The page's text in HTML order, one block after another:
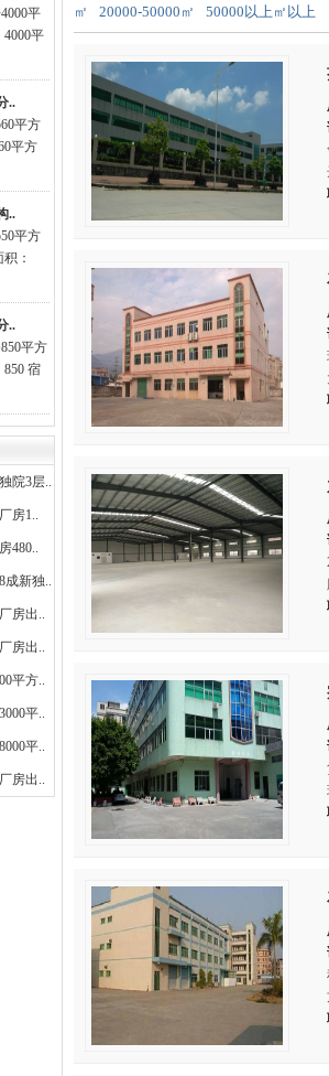
平
平
..
平方
平方
..
平方
：
..
平方
宿
院3层..
房1..
480..
成新独..
房出..
房出..
平方..
平..
平..
房出..
㎡ 20000-50000㎡ 50000以上㎡以上